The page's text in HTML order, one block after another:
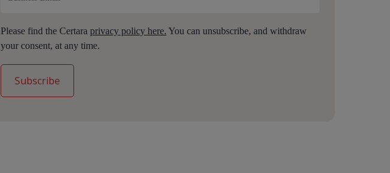
Please find the Certara privacy policy here. You can unsubscribe, and withdraw
your consent, at any time.